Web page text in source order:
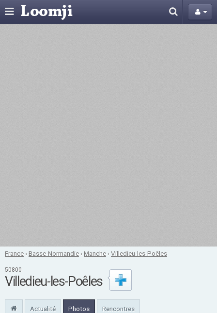
France ›Basse-Normandie ›Manche ›Villedieu-les-Poêles
50800
Villedieu-les-Poêles
Actualité Photos Rencontres